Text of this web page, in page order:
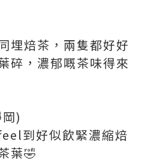
埋焙茶，兩隻都好好
碎，濃郁嘅茶味得來
)
到好似飲緊濃縮焙
葉🤣